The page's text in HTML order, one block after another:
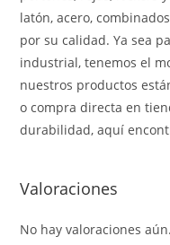
latón, acero,
por su calidad. Ya sea
industrial, tenemos el
nuestros productos
o compra directa en
durabilidad, aquí
Valoraciones
No hay valoraciones aún.